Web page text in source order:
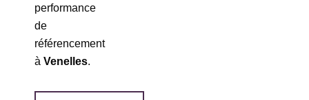
performance
de
référencement
à Venelles.